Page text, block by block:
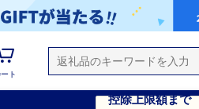
ート
控除上限額まで